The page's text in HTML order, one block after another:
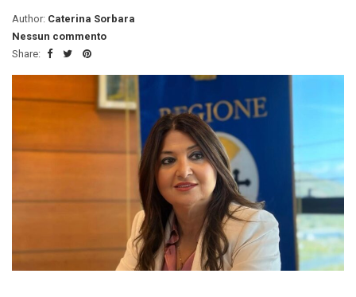
Author: Caterina Sorbara
Nessun commento
Share: